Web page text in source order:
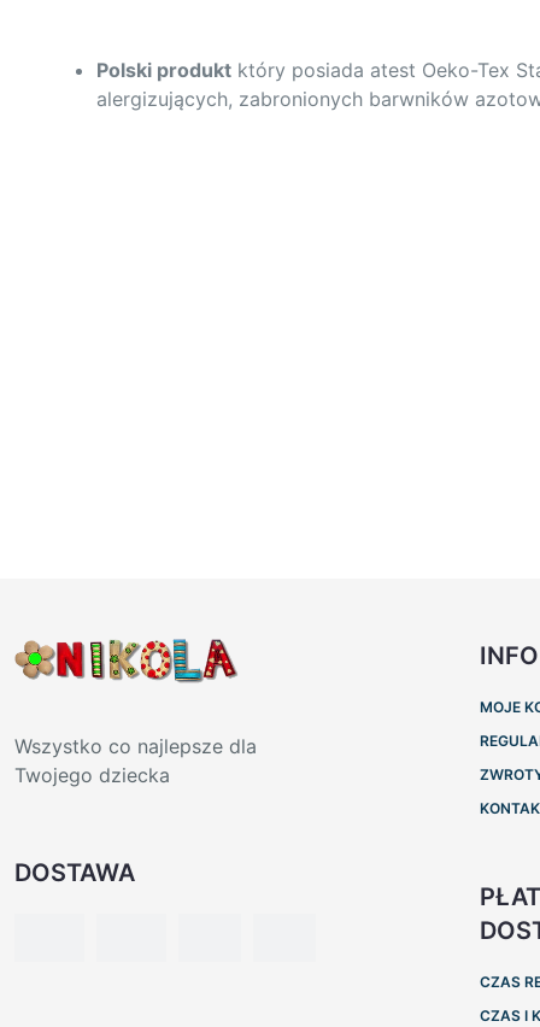
Polski produktktóry posiada atest Oeko-Tex
alergizujących, zabronionych barwników
Wszystko co najlepsze dla
Twojego dziecka
DOSTAWA
MOJE
CZAS
CZAS I